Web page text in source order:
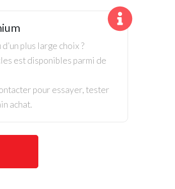
5
TaylorMade
plus large choix ?
est disponibles parmi de
pour essayer, tester
achat.